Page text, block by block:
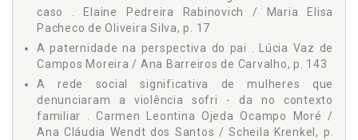
caso . Elaine Pedreira Rabinovich / Maria Elisa
Pacheco de Oliveira Silva, p. 17
A paternidade na perspectiva do pai . Lúcia Vaz de
Campos Moreira / Ana Barreiros de Carvalho, p. 143
A rede social significativa de mulheres que
denunciaram a violência sofri - da no contexto
familiar . Carmen Leontina Ojeda Ocampo Moré /
Ana Cláudia Wendt dos Santos / Scheila Krenkel, p.